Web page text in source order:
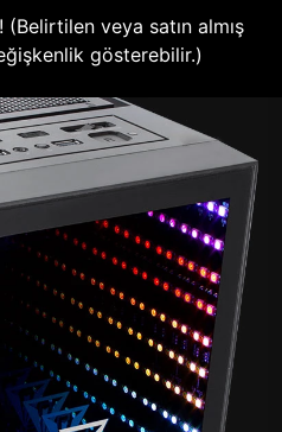
veya satın almış
gösterebilir.)